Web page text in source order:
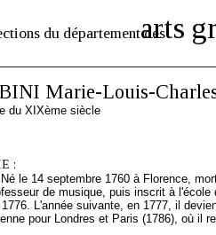
du département des
arts
Marie-Louis-
du XIXème siècle
:
le 14 septembre 1760 à Florence,
de musique, puis inscrit à
1776. L'année suivante, en 1777, il
pour Londres et Paris (1786), où il